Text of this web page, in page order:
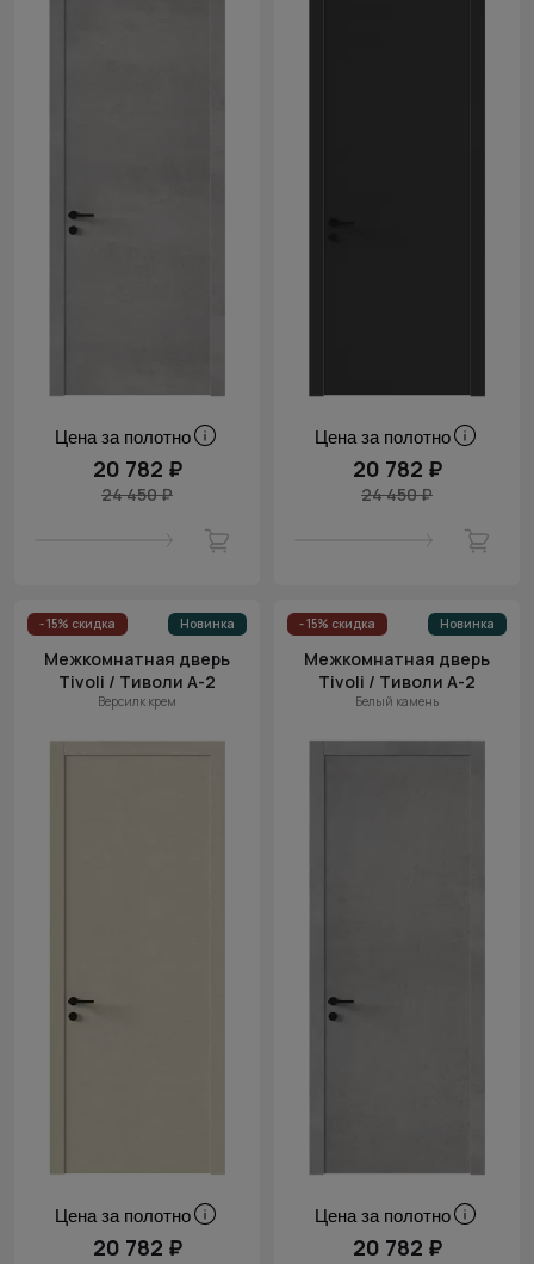
Цена за полотно
20 782 ₽
24 450 ₽
Цена за полотно
20 782 ₽
24 450 ₽
- 15% скидка Новинка
Межкомнатная дверь
Tivoli / Тиволи А-2
Версилк крем
Цена за полотно
20 782 ₽
- 15% скидка Новинка
Межкомнатная дверь
Tivoli / Тиволи А-2
Белый камень
Цена за полотно
20 782 ₽